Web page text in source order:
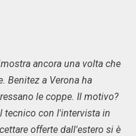
ancora una volta che
Benitez a Verona ha
le coppe. Il motivo?
tecnico con l'intervista in
offerte dall'estero si è